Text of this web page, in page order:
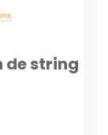
de string